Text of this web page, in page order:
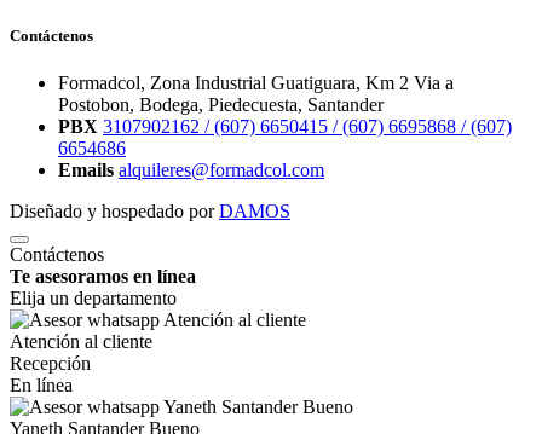
Contáctenos
Formadcol, Zona Industrial Guatiguara, Km 2 Via a
Postobon, Bodega, Piedecuesta, Santander
PBX 3107902162 /(607) 6650415 /(607) 6695868 /(607)
6654686
Emails alquileres@formadcol.com
Diseñado y hospedado porDAMOS
Contáctenos
Te asesoramos en línea
Elija un departamento
Atención al cliente
Recepción
En línea
Yaneth Santander Bueno